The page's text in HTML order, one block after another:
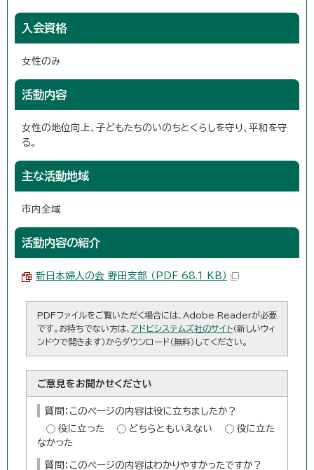
入会資格
女性のみ
活動内容
女性の地位向上、子どもたちのいのちとくらしを守り、平和を守
る。
主な活動地域
市内全域
活動内容の紹介
新日本婦人の会 野田支部 （PDF 68.1 KB）
PDFファイルをご覧いただく場合には、Adobe Readerが必要
です。お持ちでない方は、 アドビシステムズ社のサイト（新しいウィ
ンドウで開きます）からダウンロード（無料）してください。
ご意見をお聞かせください
質問：このページの内容は役に立ちましたか？
役に立った
どちらともいえない
役に立た
なかった
質問：このページの内容はわかりやすかったですか？